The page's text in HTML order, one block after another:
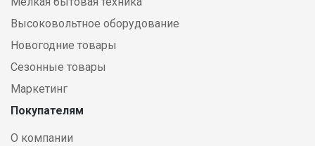
Высоковольтное оборудование
Новогодние товары
Сезонные товары
Маркетинг
Покупателям
О компании